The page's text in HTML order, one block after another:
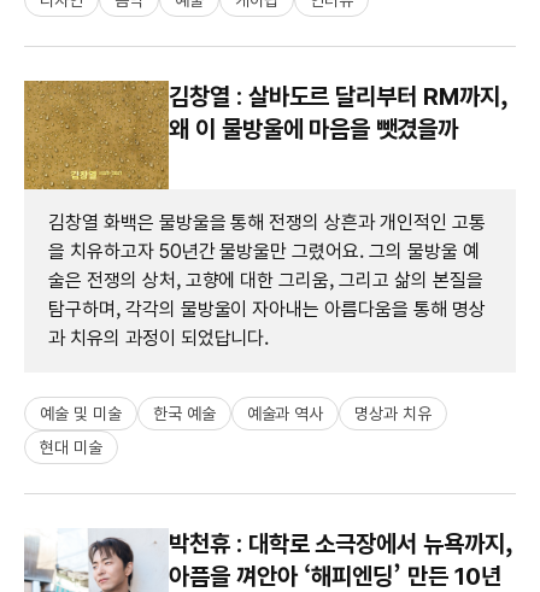
김창열 : 살바도르 달리부터 RM까지,
왜 이 물방울에 마음을 뺏겼을까
김창열 화백은 물방울을 통해 전쟁의 상흔과 개인적인 고통
을 치유하고자 50년간 물방울만 그렸어요. 그의 물방울 예
술은 전쟁의 상처, 고향에 대한 그리움, 그리고 삶의 본질을
탐구하며, 각각의 물방울이 자아내는 아름다움을 통해 명상
과 치유의 과정이 되었답니다.
예술 및 미술 한국 예술 예술과 역사
명상과 치유
현대 미술
박천휴 : 대학로 소극장에서 뉴욕까지,
아픔을 껴안아 ‘해피엔딩’ 만든 10년